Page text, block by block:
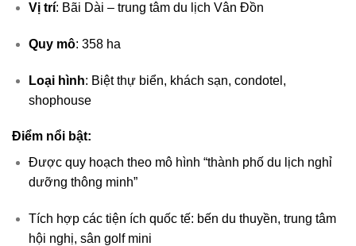
Vị trí: Bãi Dài – trung tâm du lịch Vân Đồn
Quy mô: 358 ha
Loại hình: Biệt thự biển, khách sạn, condotel,
shophouse
Điểm nổi bật:
Được quy hoạch theo mô hình “thành phố du lịch nghỉ
dưỡng thông minh”
Tích hợp các tiện ích quốc tế: bến du thuyền, trung tâm
hội nghị, sân golf mini